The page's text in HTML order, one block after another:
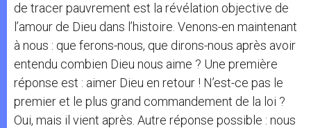
de tracer pauvrement est la révélation objective de
l’amour de Dieu dans l’histoire. Venons-en maintenant
à nous : que ferons-nous, que dirons-nous après avoir
entendu combien Dieu nous aime ? Une première
réponse est : aimer Dieu en retour ! N’est-ce pas le
premier et le plus grand commandement de la loi ?
Oui, mais il vient après. Autre réponse possible : nous